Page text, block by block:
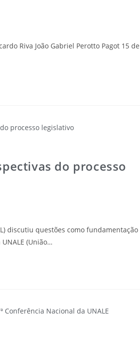
Riva João Gabriel Perotto Pagot 15 de
do processo
discutiu questões como fundamentação
(União…